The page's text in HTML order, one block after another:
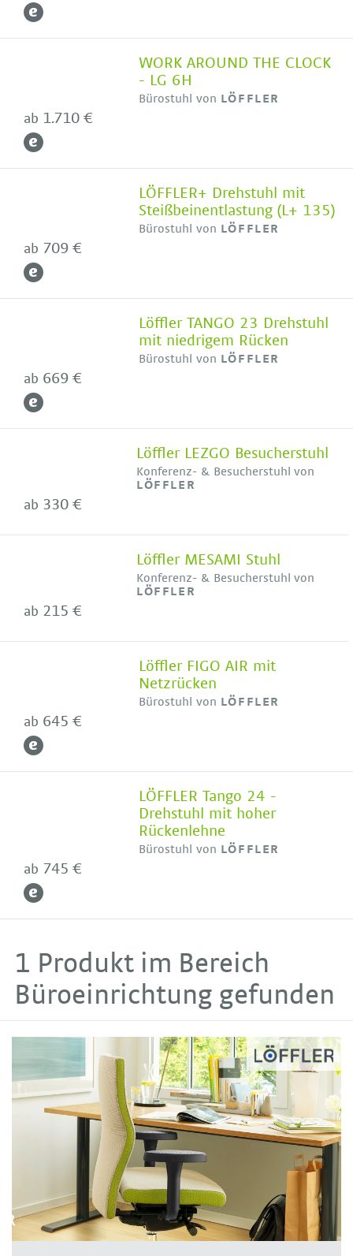
WORK AROUND THE CLOCK
- LG 6H
Bürostuhl von LÖFFLER
ab 1.710 €
LÖFFLER+ Drehstuhl mit
Steißbeinentlastung (L+ 135)
Bürostuhl von LÖFFLER
ab 709 €
Löffler TANGO 23 Drehstuhl
mit niedrigem Rücken
Bürostuhl von LÖFFLER
ab 669 €
Löffler LEZGO Besucherstuhl
Konferenz- & Besucherstuhl von
LÖFFLER
ab 330 €
Löffler MESAMI Stuhl
Konferenz- & Besucherstuhl von
LÖFFLER
ab 215 €
Löffler FIGO AIR mit
Netzrücken
Bürostuhl von LÖFFLER
ab 645 €
LÖFFLER Tango 24 -
Drehstuhl mit hoher
Rückenlehne
Bürostuhl von LÖFFLER
ab 745 €
1 Produkt im Bereich
Büroeinrichtung gefunden